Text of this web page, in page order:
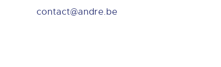
contact@andre.be